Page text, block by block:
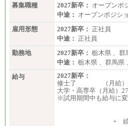
募集職種
2027新卒： オープンポ
中途： オープンポジ
雇用形態
2027新卒： 正社員
中途： 正社員
勤務地
2027新卒： 栃木県 、
中途： 栃木県 、群馬県
給与
2027新卒：
修士了 （月給）
大学・高専卒（月給）
※試用期間中も給与に変
+ 続